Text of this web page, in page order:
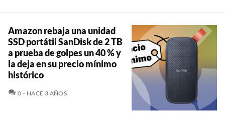
Amazon rebaja una unidad
SSD portátil SanDisk de 2 TB
a prueba de golpes un 40 % y
la deja en su precio mínimo
histórico
0 COMENTARIOS
HACE 3 AÑOS